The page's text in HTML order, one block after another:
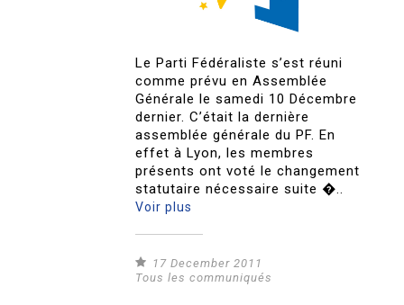
Le Parti Fédéraliste s’est réuni
comme prévu en Assemblée
Générale le samedi 10 Décembre
dernier. C’était la dernière
assemblée générale du PF. En
effet à Lyon, les membres
présents ont voté le changement
statutaire nécessaire suite �..
Voir plus
17 December 2011
Tous les communiqués